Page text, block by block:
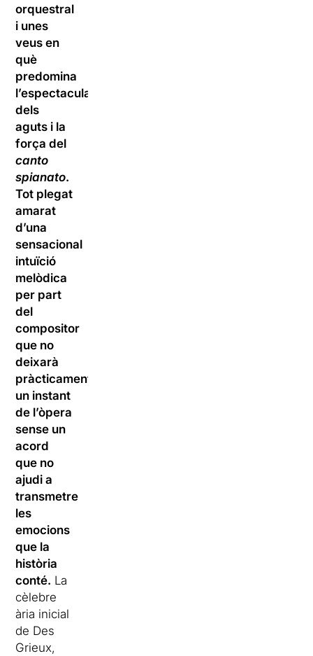
orquestral
i unes
veus en
què
predomina
l’espectacularitat
dels
aguts i la
força del
canto
spianato.
Tot plegat
amarat
d’una
sensacional
intuïció
melòdica
per part
del
compositor
que no
deixarà
pràcticament
un instant
de l’òpera
sense un
acord
que no
ajudi a
transmetre
les
emocions
que la
història
conté. La
cèlebre
ària inicial
de Des
Grieux,